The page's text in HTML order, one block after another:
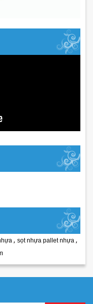
, sọt nhựa pallet nhựa ,